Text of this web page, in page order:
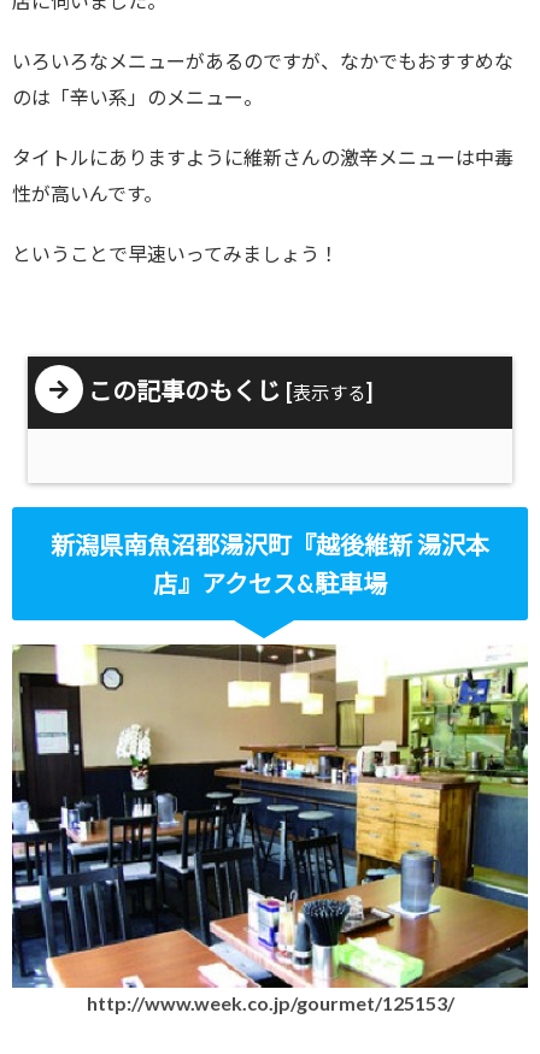
いろいろなメニューがあるのですが、なかでもおすすめな
のは「辛い系」のメニュー。
タイトルにありますように維新さんの激辛メニューは中毒
性が高いんです。
ということで早速いってみましょう！
この記事のもくじ [表示する]
新潟県南魚沼郡湯沢町『越後維新 湯沢本
店』アクセス&駐車場
http://www.week.co.jp/gourmet/125153/